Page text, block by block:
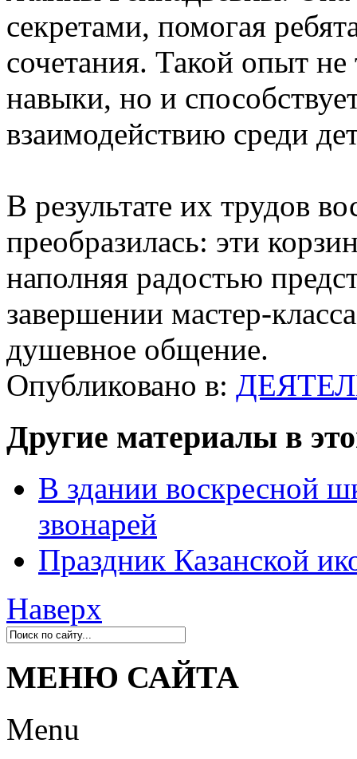
секретами, помогая
сочетания. Такой опыт не
навыки, но и
взаимодействию среди
В результате их трудов
преобразилась: эти
наполняя радостью
завершении мастер-
душевное общение.
Опубликовано в:
Другие материалы в
В здании воскресной
звонарей
Праздник Казанской
Наверх
МЕНЮ САЙТА
Menu